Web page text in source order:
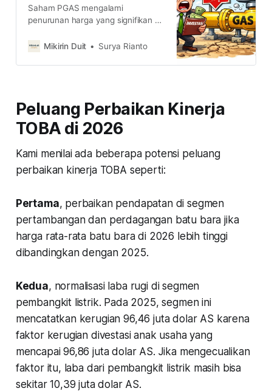
Saham PGAS mengalami
penurunan harga yang signifikan ke
3 bulan mengalami kerugian. Apa
prospek ke depannya?
Mikirin Duit Surya Rianto
Peluang Perbaikan Kinerja
TOBA di 2026
Kami menilai ada beberapa potensi peluang
perbaikan kinerja TOBA seperti:
Pertama, perbaikan pendapatan di segmen
pertambangan dan perdagangan batu bara jika
harga rata-rata batu bara di 2026 lebih tinggi
dibandingkan dengan 2025.
Kedua, normalisasi laba rugi di segmen
pembangkit listrik. Pada 2025, segmen ini
mencatatkan kerugian 96,46 juta dolar AS karena
faktor kerugian divestasi anak usaha yang
mencapai 96,86 juta dolar AS. Jika mengecualikan
faktor itu, laba dari pembangkit listrik masih bisa
sekitar 10,39 juta dolar AS.